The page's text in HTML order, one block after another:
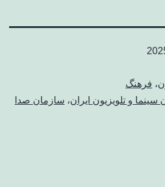
، فرهنگ
سینما و تلویزیون ایران، سازمان صدا